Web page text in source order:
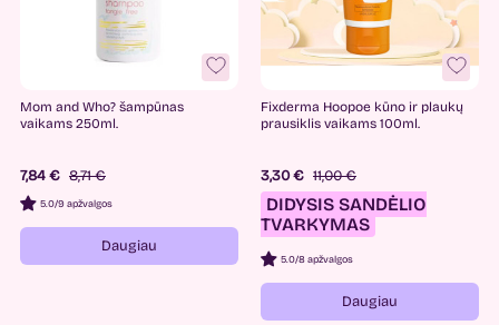
Mom and Who? šampūnas
vaikams 250ml.
7,84 € 8,71 €
5.0/9 apžvalgos
Daugiau
Fixderma Hoopoe kūno ir plaukų
prausiklis vaikams 100ml.
3,30 € 11,00 €
DIDYSIS SANDĖLIO
TVARKYMAS
5.0/8 apžvalgos
Daugiau